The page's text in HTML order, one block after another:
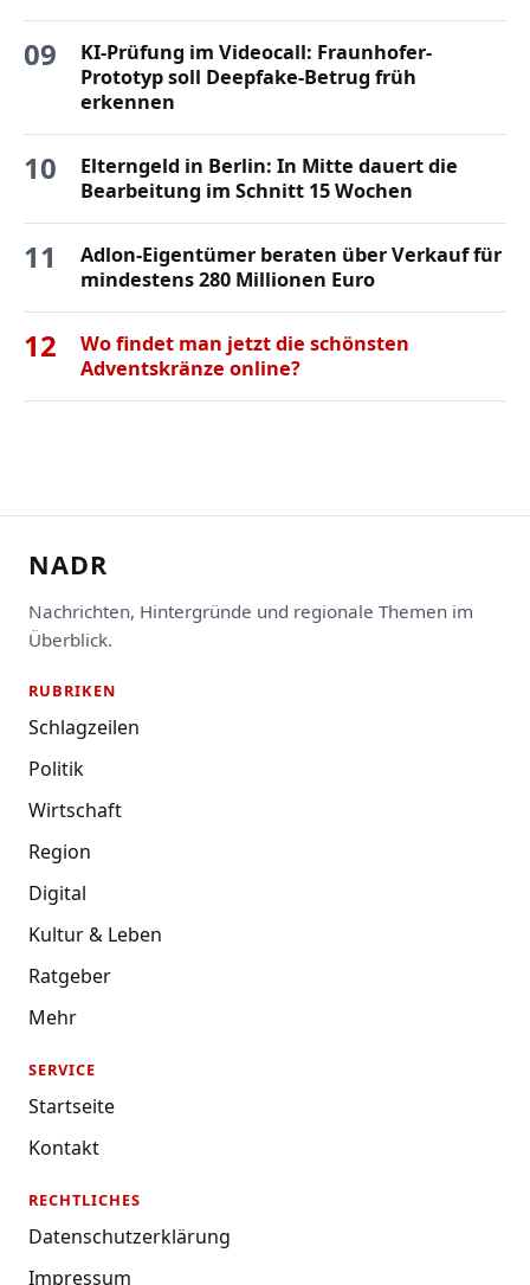
09
KI-Prüfung im Videocall: Fraunhofer-
Prototyp soll Deepfake-Betrug früh
erkennen
10
Elterngeld in Berlin: In Mitte dauert die
Bearbeitung im Schnitt 15 Wochen
11
Adlon-Eigentümer beraten über Verkauf für
mindestens 280 Millionen Euro
12
Wo findet man jetzt die schönsten
Adventskränze online?
NADR
Nachrichten, Hintergründe und regionale Themen im
Überblick.
RUBRIKEN
Schlagzeilen
Politik
Wirtschaft
Region
Digital
Kultur & Leben
Ratgeber
Mehr
SERVICE
Startseite
Kontakt
RECHTLICHES
Datenschutzerklärung
Impressum